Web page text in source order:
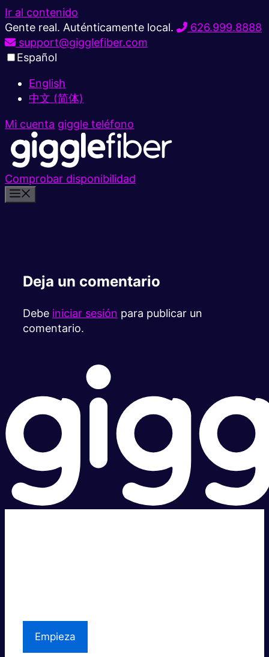
Ir al contenido
Gente real. Auténticamente local.
626.999.8888
support@gigglefiber.com
Español
English
中文 (简体)
Mi cuenta giggle teléfono
Comprobar disponibilidad
Deja un comentario
Debe iniciar sesión para publicar un
comentario.
Empieza